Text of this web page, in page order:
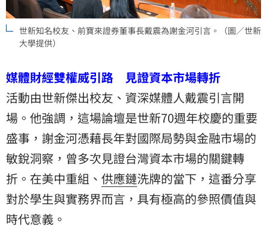
世新知名校友、前寶來證券董事長戴震為謝金河引言。（圖／世新
大學提供）
媒體財經雙權威引路 見證資本市場轉折
活動由世新傑出校友、資深媒體人戴震引言開
場。他強調，這場論壇是世新70週年校慶的重要
盛事，謝金河憑藉長年對國際局勢與金融市場的
敏銳洞察，曾多次見證台灣資本市場的關鍵轉
折。在美中重組、 供應鏈洗牌的當下，這番分享
對於學生與實務界而言，具有極高的參照價值與
時代意義。